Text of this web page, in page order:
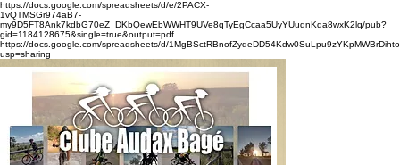
https://docs.google.com/spreadsheets/d/e/2PACX-
1vQTMSGr974aB7-
my9D5FT8Ank7kdbG70eZ_DKbQewEbWWHT9UVe8qTyEgCcaa5UyYUuqnKda8wxK2lq/pub?
gid=1184128675&single=true&output=pdf
https://docs.google.com/spreadsheets/d/
usp=sharing